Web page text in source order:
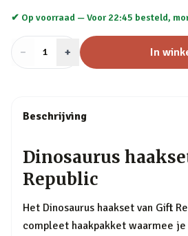
✔ Op voorraad —Voor 22:45 besteld,
− Aantal
1 + In
Beschrijving
Dinosaurus
Republic
Het Dinosaurus haakset van Gift
compleet haakpakket waarmee